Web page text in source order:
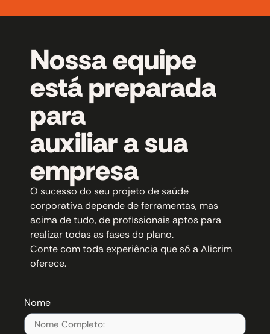
Nossa equipe
está preparada
para
auxiliar a sua
empresa
O sucesso do seu projeto de saúde
corporativa depende de ferramentas, mas
acima de tudo, de profissionais aptos para
realizar todas as fases do plano.
Conte com toda experiência que só a Alicrim
oferece.
Nome